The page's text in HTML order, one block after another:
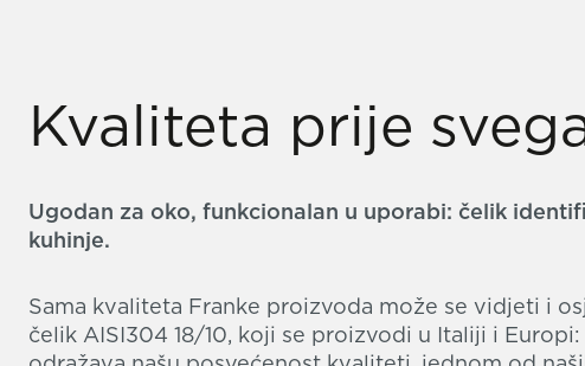
Kvaliteta prije
Ugodan za oko, funkcionalan u uporabi: čelik
kuhinje.
Sama kvaliteta Franke proizvoda može se vidjeti i
čelik AISI304 18/10, koji se proizvodi u Italiji i